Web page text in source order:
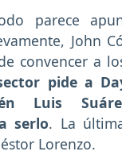
parece
John
convencer a
pide a
Luis
serlo. La
Lorenzo.